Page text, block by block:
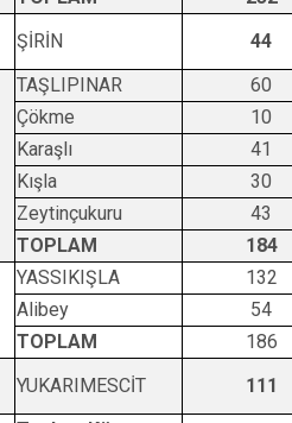
ŞİRİN 44
TAŞLIPINAR 60
Çökme 10
Karaşlı
41
Kışla
30
Zeytinçukuru
43
TOPLAM
184
YASSIKIŞLA
132
Alibey 54
TOPLAM
186
YUKARIMESCİT 111